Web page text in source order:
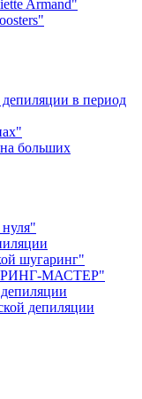
Armand"
в период
больших
шугаринг"
МАСТЕР"
депиляции